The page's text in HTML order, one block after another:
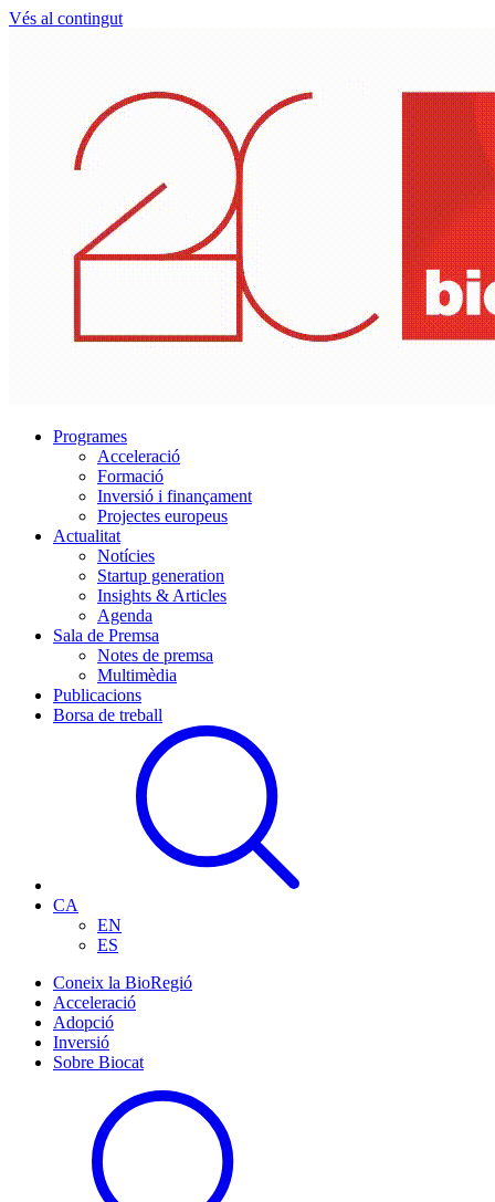
Vés al contingut
Programes
Acceleració
Formació
Inversió i finançament
Projectes europeus
Actualitat
Notícies
Startup generation
Insights & Articles
Agenda
Sala de Premsa
Notes de premsa
Multimèdia
Publicacions
Borsa de treball
CA
EN
ES
Coneix la BioRegió
Acceleració
Adopció
Inversió
Sobre Biocat